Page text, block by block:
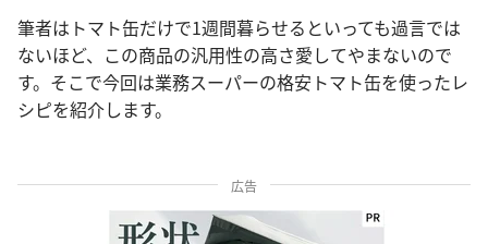
筆者はトマト缶だけで1週間暮らせるといっても過言では
ないほど、この商品の汎用性の高さ愛してやまないので
す。そこで今回は業務スーパーの格安トマト缶を使ったレ
シピを紹介します。
広告